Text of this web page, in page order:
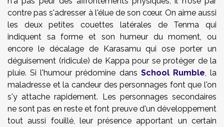
contre pas s'adresser à l'élue de son cœur. On aime aussi
les deux petites couettes latérales de Tenma qui
indiquent sa forme et son humeur du moment, ou
encore le décalage de Karasamu qui ose porter un
déguisement (ridicule) de Kappa pour se protéger de la
pluie. Si l'humour prédomine dans School Rumble, la
maladresse et la candeur des personnages font que l'on
s'y attache rapidement. Les personnages secondaires
ne sont pas en reste et font preuve d'un développement
tout aussi fouillé, leur présence apportant un certain